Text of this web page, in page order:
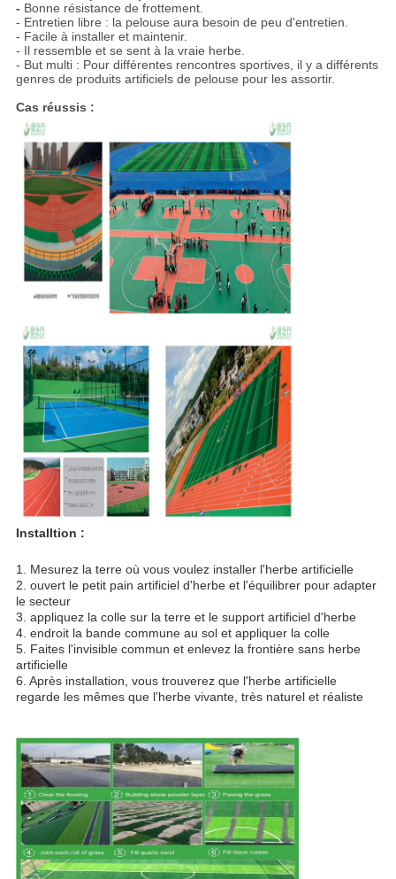
- Bonne résistance de frottement.
- Entretien libre : la pelouse aura besoin de peu d'entretien.
- Facile à installer et maintenir.
- Il ressemble et se sent à la vraie herbe.
- But multi : Pour différentes rencontres sportives, il y a différents
genres de produits artificiels de pelouse pour les assortir.
Cas réussis :
Installtion :
1. Mesurez la terre où vous voulez installer l'herbe artificielle
2. ouvert le petit pain artificiel d'herbe et l'équilibrer pour adapter
le secteur
3. appliquez la colle sur la terre et le support artificiel d'herbe
4. endroit la bande commune au sol et appliquer la colle
5. Faites l'invisible commun et enlevez la frontière sans herbe
artificielle
6. Après installation, vous trouverez que l'herbe artificielle
regarde les mêmes que l'herbe vivante, très naturel et réaliste